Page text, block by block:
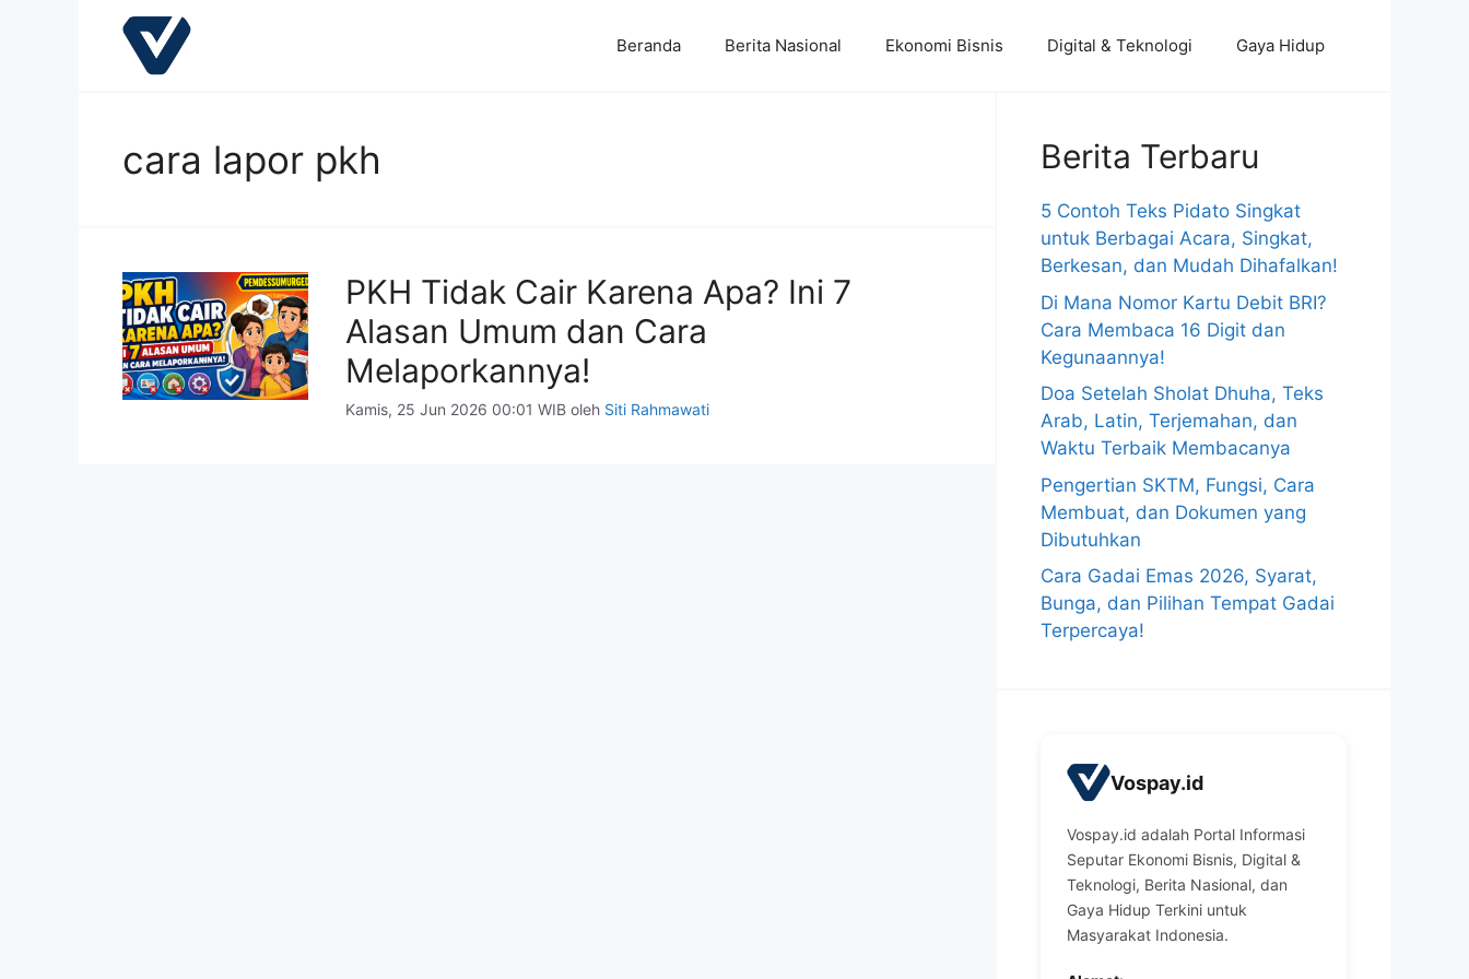
Beranda Berita Nasional Ekonomi Bisnis Digital & Teknologi Gaya Hidup
cara lapor pkh
PKH Tidak Cair Karena Apa? Ini 7
Alasan Umum dan Cara
Melaporkannya!
Kamis, 25 Jun 2026 00:01 WIB oleh Siti Rahmawati
Berita Terbaru
5 Contoh Teks Pidato Singkat
untuk Berbagai Acara, Singkat,
Berkesan, dan Mudah Dihafalkan!
Di Mana Nomor Kartu Debit BRI?
Cara Membaca 16 Digit dan
Kegunaannya!
Doa Setelah Sholat Dhuha, Teks
Arab, Latin, Terjemahan, dan
Waktu Terbaik Membacanya
Pengertian SKTM, Fungsi, Cara
Membuat, dan Dokumen yang
Dibutuhkan
Cara Gadai Emas 2026, Syarat,
Bunga, dan Pilihan Tempat Gadai
Terpercaya!
Vospay.id
Vospay.id adalah Portal Informasi
Seputar Ekonomi Bisnis, Digital &
Teknologi, Berita Nasional, dan
Gaya Hidup Terkini untuk
Masyarakat Indonesia.